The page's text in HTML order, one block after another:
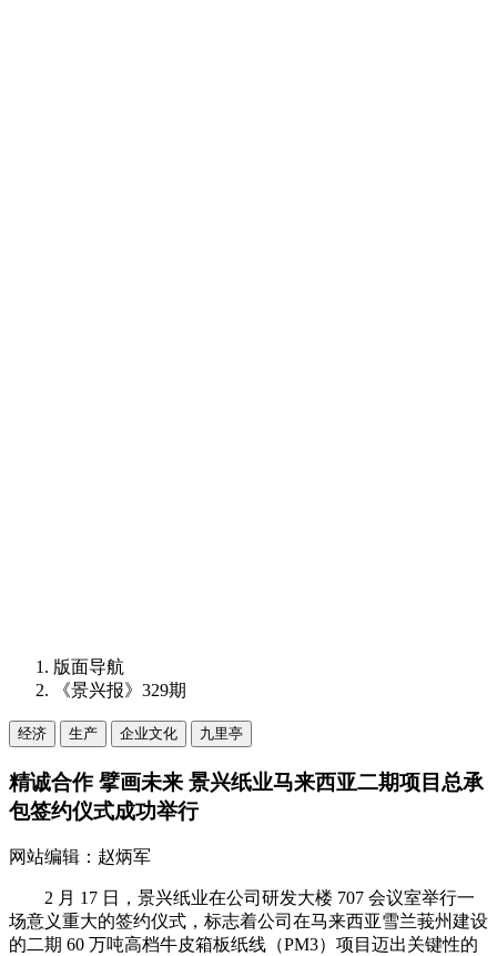
版面导航
《景兴报》329期
经济 生产 企业文化 九里亭
精诚合作 擘画未来 景兴纸业马来西亚二期项目总承
包签约仪式成功举行
网站编辑：赵炳军
2 月 17 日，景兴纸业在公司研发大楼 707 会议室举行一
场意义重大的签约仪式，标志着公司在马来西亚雪兰莪州建设
的二期 60 万吨高档牛皮箱板纸线（PM3）项目迈出关键性的